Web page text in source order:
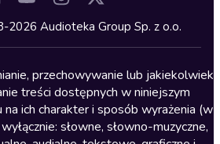
Audioteka Group Sp. z o.o.
przechowywanie lub jakiekolwiek
treści dostępnych w niniejszym
ich charakter i sposób wyrażenia (w
słowne, słowno-muzyczne,